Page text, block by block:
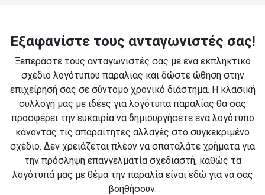
Εξαφανίστε τους ανταγωνιστές σας!
Ξεπεράστε τους ανταγωνιστές σας με ένα εκπληκτικό
σχέδιο λογότυπου παραλίας και δώστε ώθηση στην
επιχείρησή σας σε σύντομο χρονικό διάστημα. Η κλασική
συλλογή μας με ιδέες για λογότυπα παραλίας θα σας
προσφέρει την ευκαιρία να δημιουργήσετε ένα λογότυπο
κάνοντας τις απαραίτητες αλλαγές στο συγκεκριμένο
σχέδιο. Δεν χρειάζεται πλέον να σπαταλάτε χρήματα για
την πρόσληψη επαγγελματία σχεδιαστή, καθώς τα
λογότυπά μας με θέμα την παραλία είναι εδώ για να σας
βοηθήσουν.